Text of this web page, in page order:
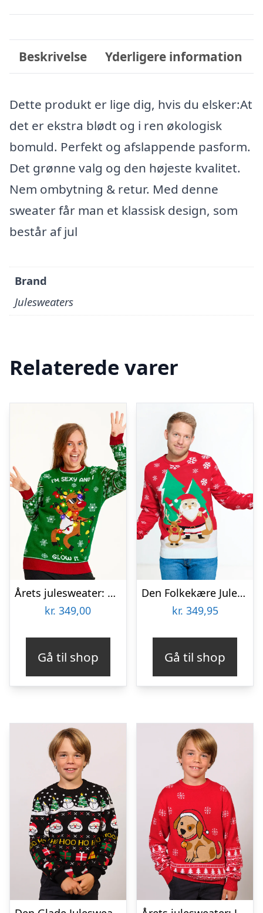
Beskrivelse Yderligere information
Dette produkt er lige dig, hvis du elsker:At
det er ekstra blødt og i ren økologisk
bomuld. Perfekt og afslappende pasform.
Det grønne valg og den højeste kvalitet.
Nem ombytning & retur. Med denne
sweater får man et klassisk design, som
består af jul
Brand
Julesweaters
Relaterede varer
Årets julesweater: Sexy And I Glow It Grøn – dame / kvinder. Ugly Christmas Sweater lavet i Danmark
kr. 349,00
Gå til shop
Den Folkekære Julesweater – herre / mænd.
kr. 349,95
Gå til shop